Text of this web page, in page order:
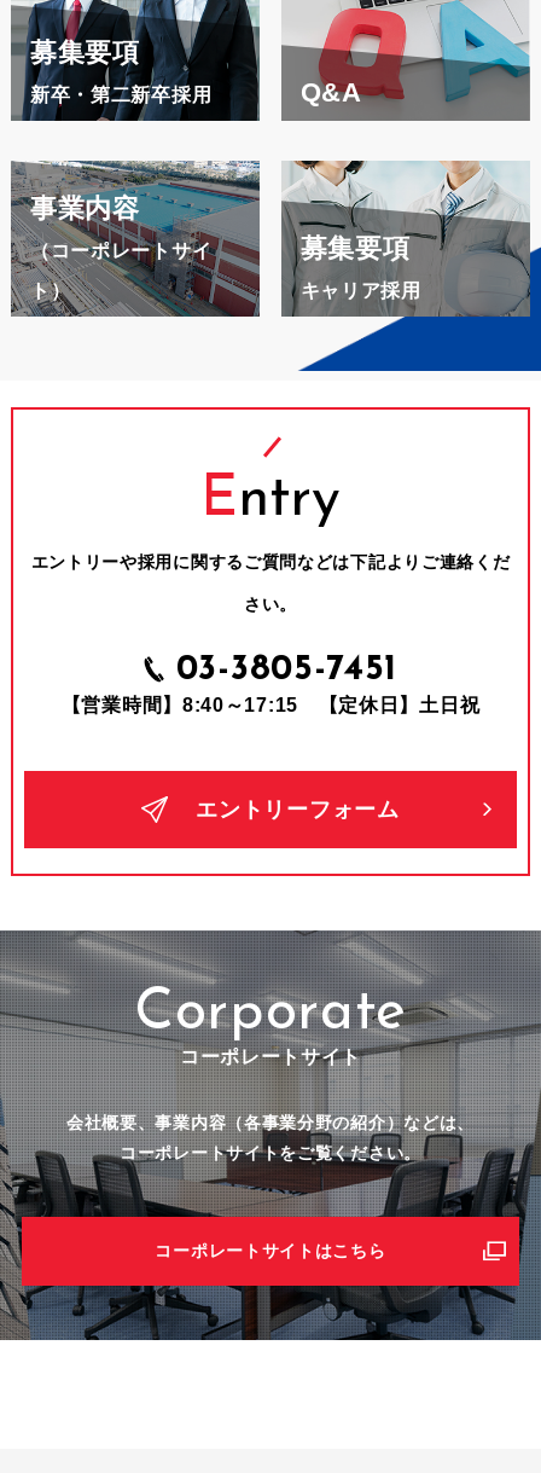
募集要項
新卒・第二新卒採用 Q&A
事業内容
（コーポレートサイ
ト）
募集要項
キャリア採用
Entry
エントリーや採⽤に関するご質問などは下記よりご連絡くだ
さい。
03-3805-7451
【営業時間】8:40～17:15 【定休日】土日祝
エントリーフォーム
Corporate
コーポレートサイト
会社概要、事業内容（各事業分野の紹介）などは、
コーポレートサイトをご覧ください。
コーポレートサイトはこちら